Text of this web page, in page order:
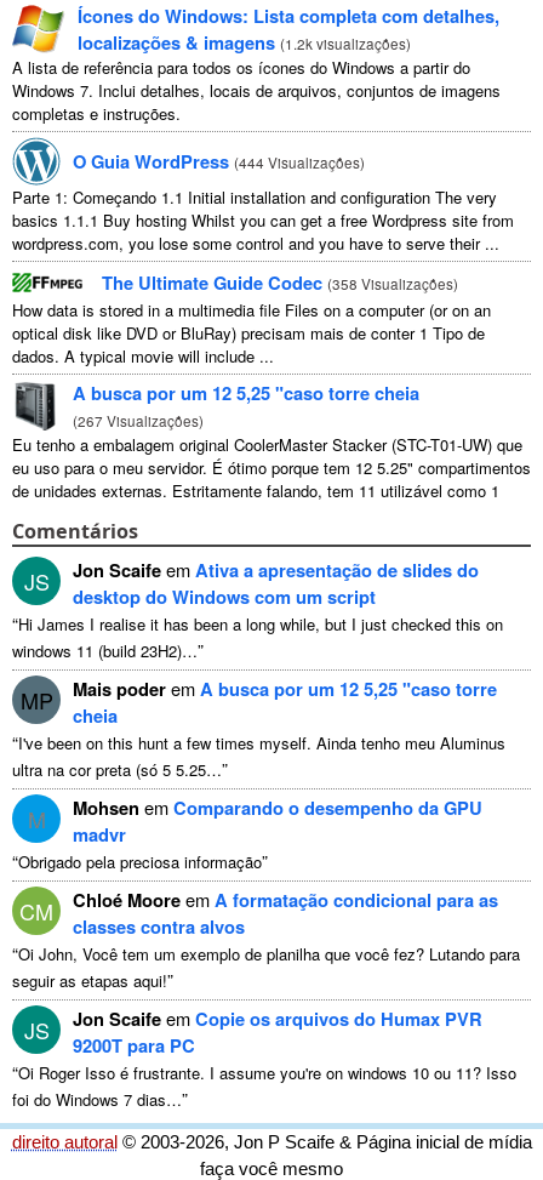
Ícones do Windows: Lista completa com detalhes,
localizações & imagens (1.2k visualizações)
A lista de referência para todos os ícones do Windows a partir do
Windows 7. Inclui detalhes, locais de arquivos, conjuntos de imagens
completas e instruções.
O Guia WordPress (444 Visualizações)
Parte 1: Começando 1.1 Initial installation and configuration The very
basics 1.1.1 Buy hosting Whilst you can get a free Wordpress site from
wordpress.com, you lose some control and you have to serve their...
The Ultimate Guide Codec (358 Visualizações)
How data is stored in a multimedia file Files on a computer(or on an
optical disk like DVD or BluRay) precisam mais de conter 1 Tipo de
dados. A typical movie will include ...
A busca por um 12 5,25 "caso torre cheia
(267 Visualizações)
Eu tenho a embalagem original CoolerMaster Stacker (STC-T01-UW) que
eu uso para o meu servidor. É ótimo porque tem 12 5.25" compartimentos
de unidades externas. Estritamente falando, tem 11 utilizável como 1
Comentários
JS Jon ScaifeemAtiva a apresentação de slides do
desktop do Windows com um script
“Hi James I realise it has been a long while, but I just checked this on
windows 11 (build 23H2)…”
MP Mais poderemA busca por um 12 5,25 "caso torre
cheia
“I've been on this hunt a few times myself. Ainda tenho meu Aluminus
ultra na cor preta (só 5 5.25…”
M Mohsen emComparando o desempenho da GPU
madvr
“Obrigado pela preciosa informação”
CM Chloé MooreemA formatação condicional para as
classes contra alvos
“Oi John, Você tem um exemplo de planilha que você fez? Lutando para
seguir as etapas aqui!”
JS Jon ScaifeemCopie os arquivos do Humax PVR
9200T para PC
“Oi Roger Isso é frustrante. I assume you're on windows 10 ou 11? Isso
foi do Windows 7 dias…”
direito autoral © 2003-2026, Jon P Scaife & Página inicial de mídia
faça você mesmo